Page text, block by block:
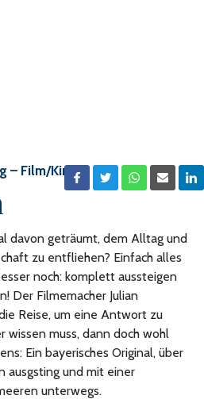
– Film/Kino
davon geträumt, dem Alltag und
zu entfliehen? Einfach alles
noch: komplett aussteigen
Der Filmemacher Julian
Reise, um eine Antwort zu
wissen muss, dann doch wohl
Ein bayerisches Original, über
ausgsting und mit einer
unterwegs.